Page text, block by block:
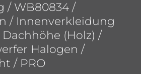
/ WB80834 /
/ Innenverkleidung
(Holz) /
Halogen /
/ PRO